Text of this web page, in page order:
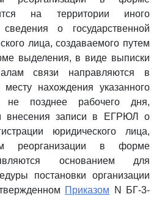
на территории иного
о государственной
лица, создаваемого путем
выделения, в виде выписки
связи направляются в
нахождения указанного
не позднее рабочего дня,
внесения записи в ЕГРЮЛ о
юридического лица,
реорганизации в форме
основанием для
постановки организации
Приказом N БГ-3-